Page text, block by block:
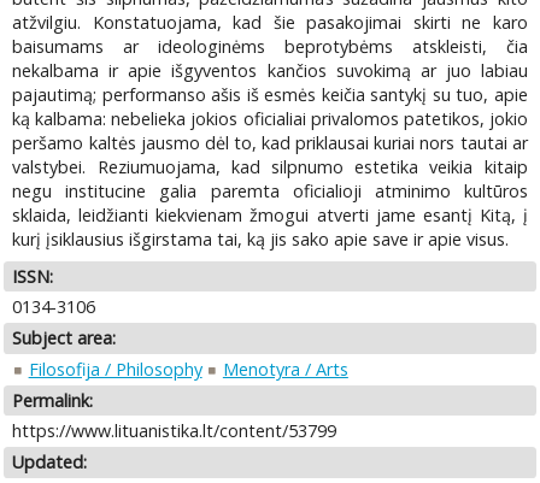
atžvilgiu. Konstatuojama, kad šie pasakojimai skirti ne karo
baisumams ar ideologinėms beprotybėms atskleisti, čia
nekalbama ir apie išgyventos kančios suvokimą ar juo labiau
pajautimą; performanso ašis iš esmės keičia santykį su tuo, apie
ką kalbama: nebelieka jokios oficialiai privalomos patetikos, jokio
peršamo kaltės jausmo dėl to, kad priklausai kuriai nors tautai ar
valstybei. Reziumuojama, kad silpnumo estetika veikia kitaip
negu institucine galia paremta oficialioji atminimo kultūros
sklaida, leidžianti kiekvienam žmogui atverti jame esantį Kitą, į
kurį įsiklausius išgirstama tai, ką jis sako apie save ir apie visus.
ISSN:
0134-3106
Subject area:
Filosofija / Philosophy
Menotyra / Arts
Permalink:
https://www.lituanistika.lt/content/53799
Updated: